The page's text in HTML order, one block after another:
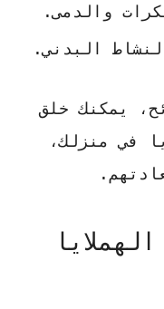
والدمى.
البدني.
يمكنك خلق
في منزلك،